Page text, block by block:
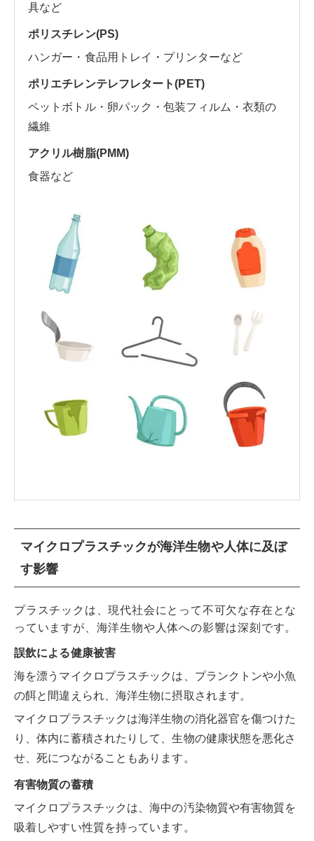
具など
ポリスチレン(PS)
ハンガー・食品用トレイ・プリンターなど
ポリエチレンテレフレタート(PET)
ペットボトル・卵パック・包装フィルム・衣類の
繊維
アクリル樹脂(PMM)
食器など
マイクロプラスチックが海洋生物や人体に及ぼ
す影響
プラスチックは、現代社会にとって不可欠な存在とな
っていますが、海洋生物や人体への影響は深刻です。
誤飲による健康被害
海を漂うマイクロプラスチックは、プランクトンや小魚
の餌と間違えられ、海洋生物に摂取されます。
マイクロプラスチックは海洋生物の消化器官を傷つけた
り、体内に蓄積されたりして、生物の健康状態を悪化さ
せ、死につながることもあります。
有害物質の蓄積
マイクロプラスチックは、海中の汚染物質や有害物質を
吸着しやすい性質を持っています。